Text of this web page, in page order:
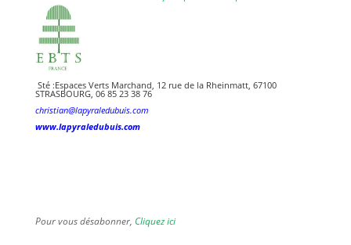
Sté :Espaces Verts Marchand, 12 rue de la Rheinmatt, 67100
STRASBOURG, 06 85 23 38 76
christian@lapyraledubuis.com
www.lapyraledubuis.com
Pour vous désabonner, Cliquez ici